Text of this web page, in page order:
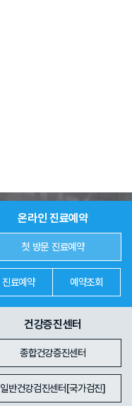
온라인 진료예약
첫 방문 진료예약
진료예약 예약조회
건강증진센터
종합건강증진센터
일반건강검진센터[국가검진]